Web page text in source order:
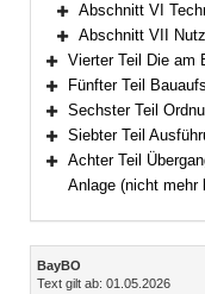
Bereich erweitern
Abschnitt VI
Bereich erweitern
Abschnitt VII
Bereich erweitern
Vierter Teil Die am
Bereich erweitern
Fünfter Teil
Bereich erweitern
Sechster Teil
Bereich erweitern
Siebter Teil
Bereich erweitern
Achter Teil
Anlage (nicht mehr
Inhalt
BayBO
Text gilt ab: 01.05.2026